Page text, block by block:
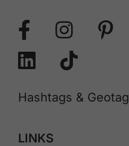
Hashtags & Geotag
LINKS